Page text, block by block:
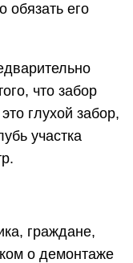
обязать его
что забор
глухой забор,
участка
граждане,
о демонтаже